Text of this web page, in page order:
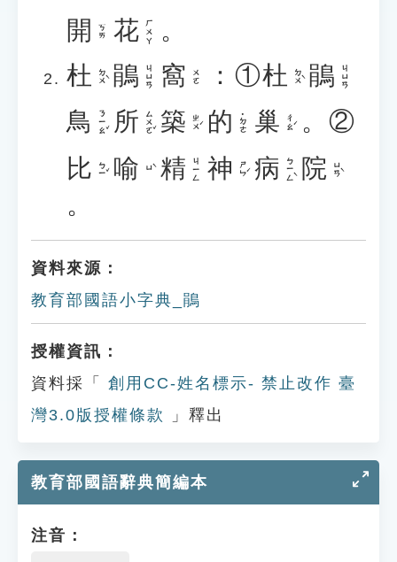
開 ㄎㄞ 花 ㄏㄨㄚ 。
杜 ㄉㄨˋ 鵑 ㄐㄩㄢ 窩 ㄨㄛ ：①杜 ㄉㄨˋ 鵑 ㄐㄩㄢ
鳥 ㄋㄧㄠˇ 所 ㄙㄨㄛˇ 築 ㄓㄨˊ 的 ˙ㄉㄜ 巢 ㄔㄠˊ 。②
比 ㄅㄧˇ 喻 ㄩˋ 精 ㄐㄧㄥ 神 ㄕㄣˊ 病 ㄅㄧㄥˋ 院 ㄩㄢˋ
。
資料來源：
教育部國語小字典_鵑
授權資訊：
資料採「
創用CC-姓名標示- 禁止改作 臺
灣3.0版授權條款
」釋出
教育部國語辭典簡編本
注音：